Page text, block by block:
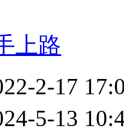
上路
2-17
5-13